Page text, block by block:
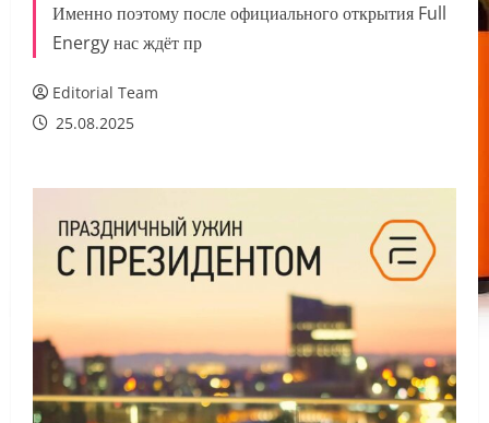
Именно поэтому после официального открытия Full
Energy нас ждёт пр
Editorial Team
25.08.2025